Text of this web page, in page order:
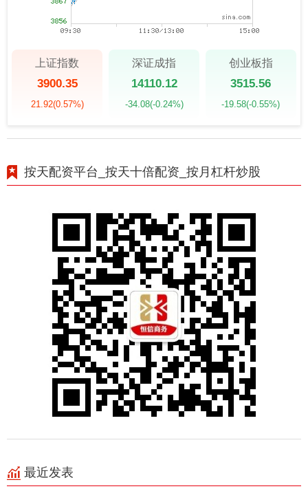
上证指数
3900.35
21.92(0.57%)
深证成指
14110.12
-34.08(-0.24%)
创业板指
3515.56
-19.58(-0.55%)
按天配资平台_按天十倍配资_按月杠杆炒股
最近发表